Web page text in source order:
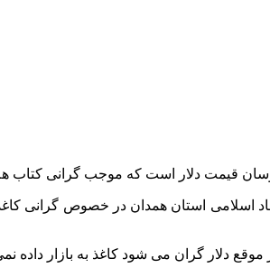
قیمت دلار است که موجب گرانی کتاب
استان همدان در خصوص گرانی کاغذ